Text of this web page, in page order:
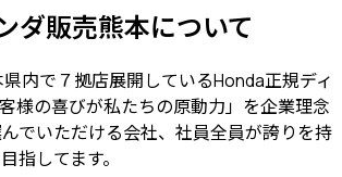
ダ販売熊本について
内で７拠店展開しているHonda正規ディ
様の喜びが私たちの原動力」を企業理念
でいただける会社、社員全員が誇りを持
指してます。